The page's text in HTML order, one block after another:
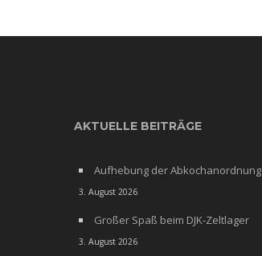
AKTUELLE BEITRÄGE
Aufhebung der Abkochanordnung
3. August 2026
Großer Spaß beim DJK-Zeltlager
3. August 2026